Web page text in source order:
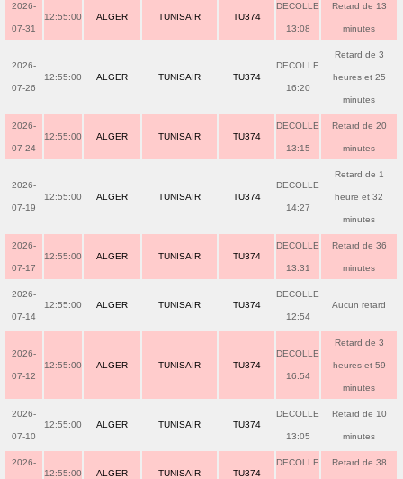
2026-
07-31
12:55:00 ALGER TUNISAIR TU374
DECOLLE
13:08
Retard de 13
minutes
2026-
07-26
12:55:00 ALGER TUNISAIR TU374
DECOLLE
16:20
Retard de 3
heures et 25
minutes
2026-
07-24
12:55:00 ALGER TUNISAIR TU374
DECOLLE
13:15
Retard de 20
minutes
2026-
07-19
12:55:00 ALGER TUNISAIR TU374
DECOLLE
14:27
Retard de 1
heure et 32
minutes
2026-
07-17
12:55:00 ALGER TUNISAIR TU374
DECOLLE
13:31
Retard de 36
minutes
2026-
07-14
12:55:00 ALGER TUNISAIR TU374
DECOLLE
12:54
Aucun retard
2026-
07-12
12:55:00 ALGER TUNISAIR TU374
DECOLLE
16:54
Retard de 3
heures et 59
minutes
2026-
07-10
12:55:00 ALGER TUNISAIR TU374
DECOLLE
13:05
Retard de 10
minutes
2026-
12:55:00 ALGER TUNISAIR TU374
DECOLLE Retard de 38